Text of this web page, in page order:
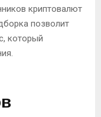
криптовалют
позволит
который